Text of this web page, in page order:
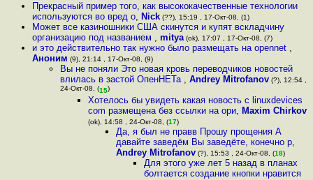
Прекрасный пример того, как высококачественные технологии
используются во вред о, Nick (??), 15:19 , 17-Окт-08, (1)
Может все казиношники США скинутся и купят вскладчину
организацию под названием , mitya (ok), 17:07 , 17-Окт-08, (7)
и это действительно так нужно было размещать на opennet ,
Аноним (9), 21:14 , 17-Окт-08, (9)
Вы не поняли Это новая кровь переводчиков новостей
влилась в застой ОпенНЕТа , Andrey Mitrofanov (?), 12:54 ,
24-Окт-08, (15)
Хотелось бы увидеть какая новость с linuxdevices
com размещена без ссылки на ори, Maxim Chirkov
(ok), 14:58 , 24-Окт-08, (17)
Да, я был не правв Прошу прощения А
давайте заведём Вы заведёте, конечно р,
Andrey Mitrofanov (?), 15:53 , 24-Окт-08, (18)
Для этого уже лет 5 назад в планах
болтается создание кнопки нравится